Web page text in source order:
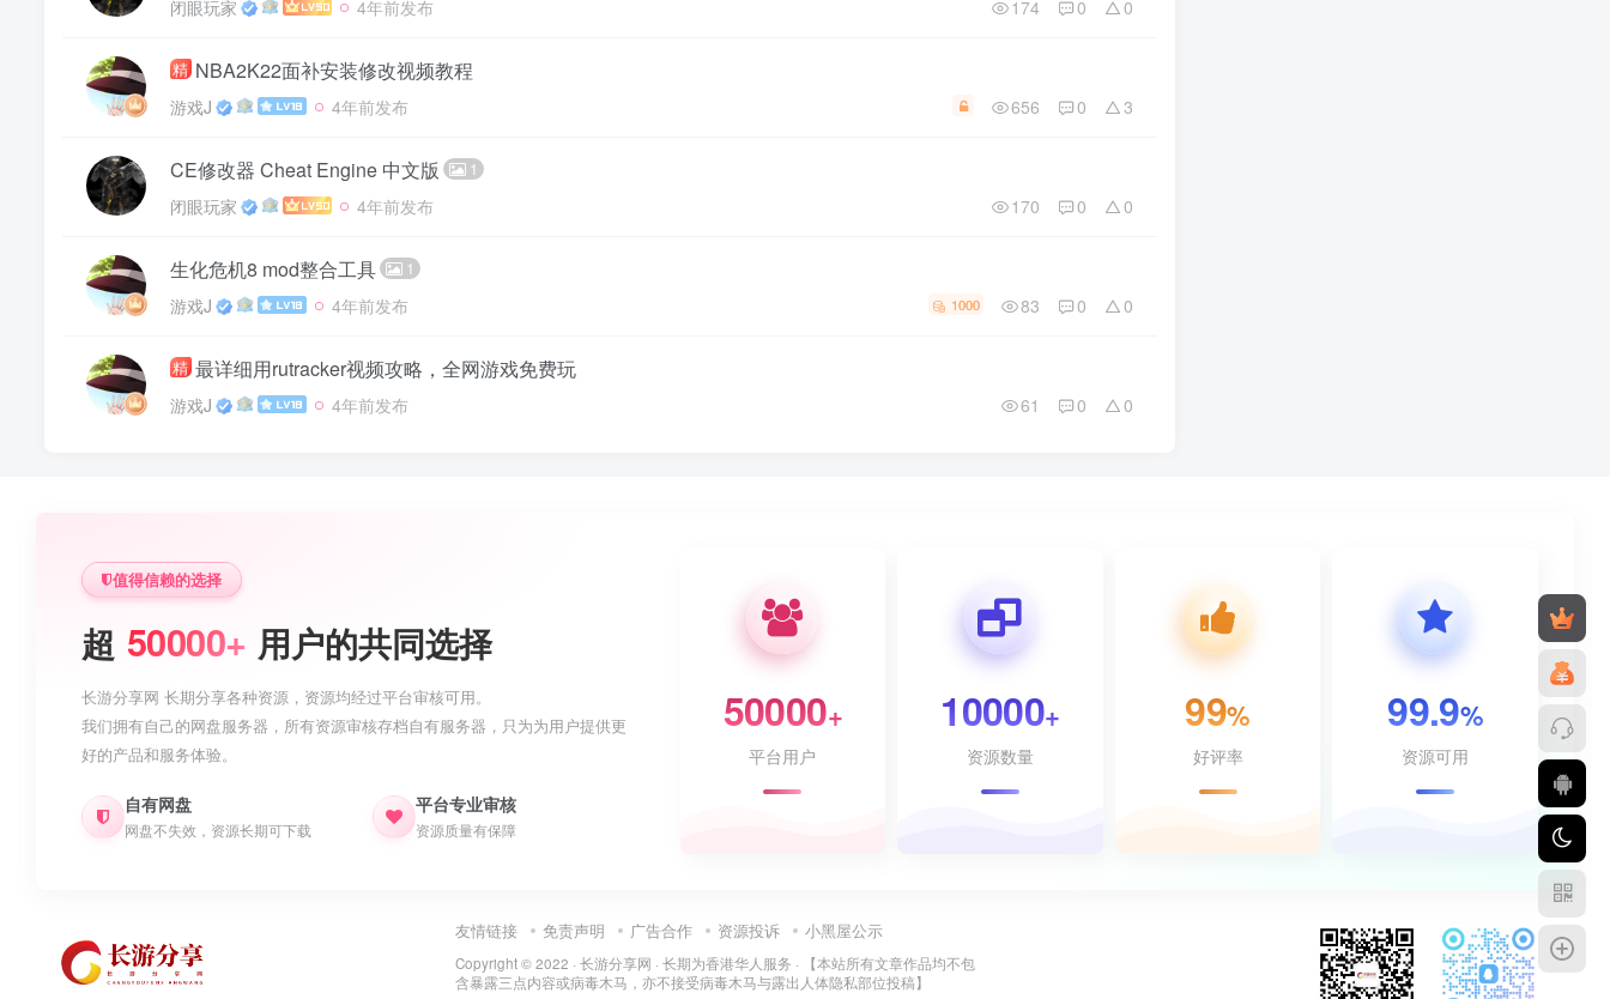
闭眼玩家 4年前发布 174 0 0
精 NBA2K22面补安装修改视频教程
游戏J 4年前发布 656 0 3
CE修改器 Cheat Engine 中文版 1
闭眼玩家 4年前发布 170 0 0
生化危机8 mod整合工具 1
游戏J 4年前发布 1000 83 0 0
精 最详细用rutracker视频攻略，全网游戏免费玩
游戏J 4年前发布 61 0 0
值得信赖的选择
超 50000+ 用户的共同选择
长游分享网 长期分享各种资源，资源均经过平台审核可用。
我们拥有自己的网盘服务器，所有资源审核存档自有服务器，只为为用户提供更
好的产品和服务体验。
自有网盘
网盘不失效，资源长期可下载
平台专业审核
资源质量有保障
50000+
平台用户
10000+
资源数量
99%
好评率
99.9%
资源可用
友情链接 免责声明 广告合作 资源投诉 小黑屋公示
Copyright © 2022 · 长游分享网 · 长期为香港华人服务 · 【本站所有文章作品均不包
含暴露三点内容或病毒木马，亦不接受病毒木马与露出人体隐私部位投稿】